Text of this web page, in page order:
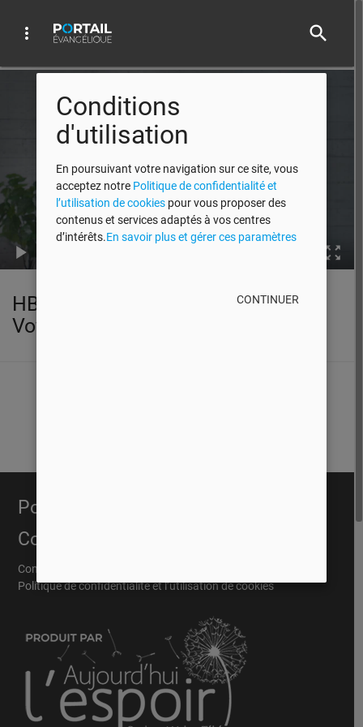
more_vert search
Video Player
HBN Le fardeau des dépendances |
Voyager Léger EP06 2021
Portail Évangélique
Conditions
Conditions Général
Politique de confidentialité et l’utilisation de cookies
Conditions
d'utilisation
En poursuivant votre navigation sur ce site, vous
acceptez notre Politique de confidentialité et
l’utilisation de cookiespour vous proposer des
contenus et services adaptés à vos centres
d’intérêts.En savoir plus et gérer ces paramètres
CONTINUER